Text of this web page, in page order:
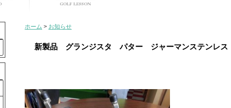
ホーム > お知らせ
新製品 グランジスタ パター ジャーマンステンレス